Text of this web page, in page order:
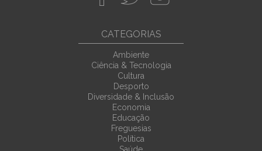
CATEGORIAS
Ambiente
Ciência & Tecnologia
Cultura
Desporto
Diversidade & Inclusão
Economia
Educação
Freguesias
Política